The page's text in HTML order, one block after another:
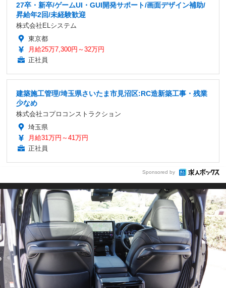
27卒・新卒/ゲームUI・GUI開発サポート/画面デザイン補助/
昇給年2回/未経験歓迎
株式会社ELシステム
東京都
月給25万7,300円～32万円
正社員
建築施工管理/埼玉県さいたま市見沼区:RC造新築工事・残業
少なめ
株式会社コプロコンストラクション
埼玉県
月給31万円～41万円
正社員
Sponsored by